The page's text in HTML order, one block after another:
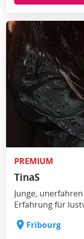
PREMIUM
TinaS
Junge,
Erfahrung für
Fribourg